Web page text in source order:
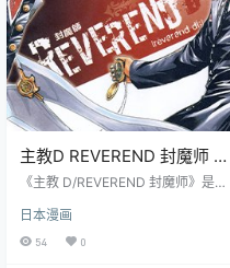
主教D REVEREND 封魔师 1-
2卷 藤泽亨 漫画百度网盘下
《主教 D/REVEREND 封魔师》是漫
代翔太能看到罪恶与恶魔，其兄是
驱魔人，用血液和十字架对抗邪
日本漫画
54 0